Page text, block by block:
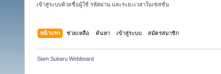
เข้าสู่ระบบด้วยชื่อผู้ใช้ รหัสผ่าน และระยะเวลาในเซสชั่น
หน้าแรก ช่วยเหลือ ค้นหา เข้าสู่ระบบ สมัครสมาชิก
Siam Subaru Webboard